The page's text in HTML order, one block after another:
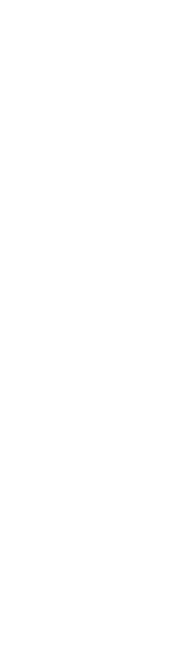
になっている。